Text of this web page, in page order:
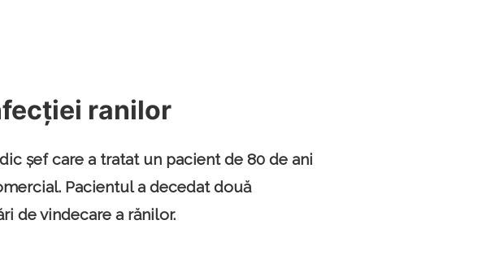
ranilor
șef care a tratat un pacient de 80 de ani
Pacientul a decedat două
de vindecare a rănilor.